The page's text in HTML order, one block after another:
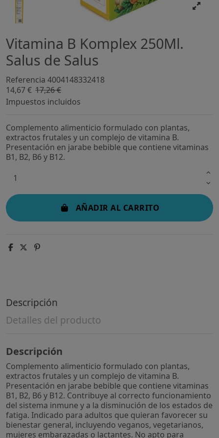
Vitamina B Komplex 250Ml.
Salus de Salus
Referencia 4004148332418
14,67 € 17,26 €
Impuestos incluidos
Complemento alimenticio formulado con plantas,
extractos frutales y un complejo de vitamina B.
Presentación en jarabe bebible que contiene vitaminas
B1, B2, B6 y B12.
AÑADIR AL CARRITO
Descripción
Detalles del producto
Descripción
Complemento alimenticio formulado con plantas,
extractos frutales y un complejo de vitamina B.
Presentación en jarabe bebible que contiene vitaminas
B1, B2, B6 y B12. Contribuye al correcto funcionamiento
del sistema inmune y a la disminución de los estados de
fatiga. Indicado para adultos que quieran favorecer su
bienestar general, incluyendo veganos, vegetarianos,
mujeres embarazadas o lactantes. No apto para